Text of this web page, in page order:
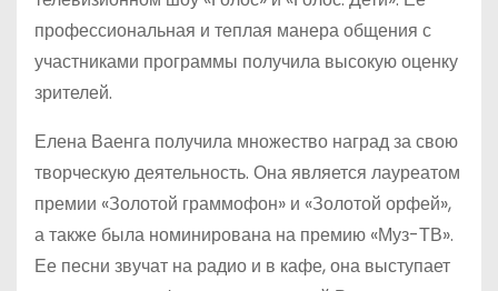
профессиональная и теплая манера общения с
участниками программы получила высокую оценку
зрителей.
Елена Ваенга получила множество наград за свою
творческую деятельность. Она является лауреатом
премии «Золотой граммофон» и «Золотой орфей»,
а также была номинирована на премию «Муз-ТВ».
Ее песни звучат на радио и в кафе, она выступает